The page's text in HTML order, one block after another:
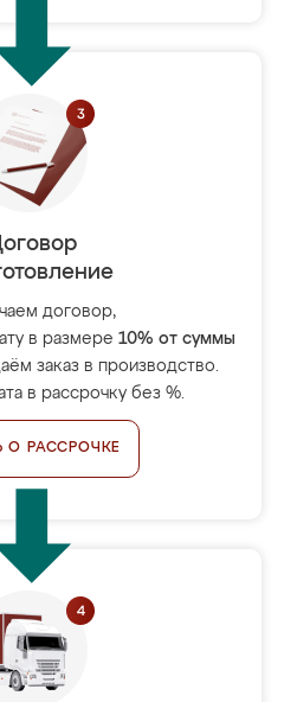
договор,
в размере 10% от суммы
заказ в производство.
в рассрочку без %.
О РАССРОЧКЕ